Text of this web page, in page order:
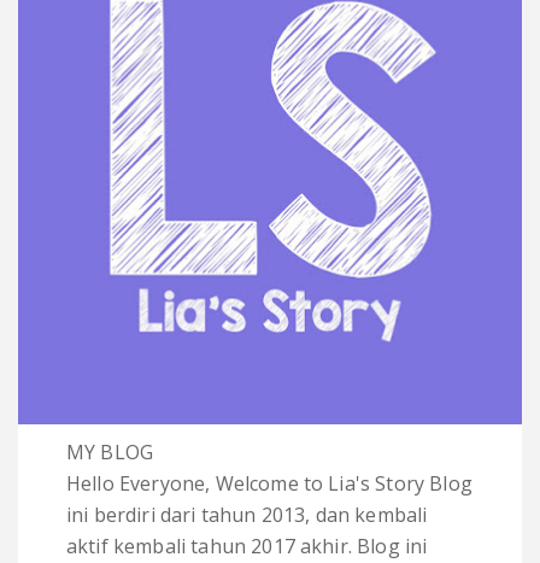
MY BLOG
Hello Everyone, Welcome to Lia's Story Blog
ini berdiri dari tahun 2013, dan kembali
aktif kembali tahun 2017 akhir. Blog ini